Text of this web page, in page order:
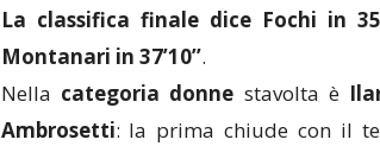
La classifica finale dice Fochi in
Montanari in 37’10’’.
Nella categoria donne stavolta è
Ambrosetti: la prima chiude con il